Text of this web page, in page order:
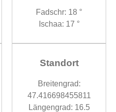
Fadschr: 18 °
Ischaa: 17 °
Standort
Breitengrad:
47.416698455811
Längengrad: 16.5